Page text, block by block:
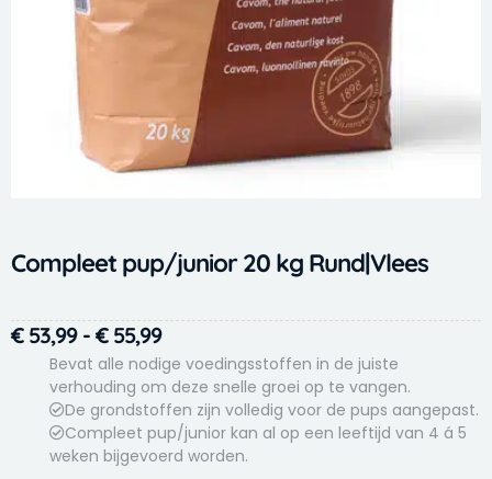
Compleet pup/junior 20 kg Rund|Vlees
€53,99 - €55,99Prijsklasse:
€ 53,99
tot
€ 55,99
Bevat alle nodige voedingsstoffen in de juiste
verhouding om deze snelle groei op te vangen.
De grondstoffen zijn volledig voor de pups aangepast.
Compleet pup/junior kan al op een leeftijd van 4 á 5
weken bijgevoerd worden.